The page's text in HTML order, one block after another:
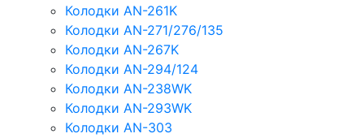
Колодки AN-261K
Колодки AN-271/276/135
Колодки AN-267K
Колодки AN-294/124
Колодки AN-238WK
Колодки AN-293WK
Колодки AN-303